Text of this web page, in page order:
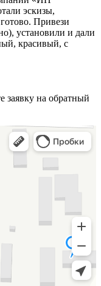
эскизы,
Привези
установили и дали
красивый, с
заявку на обратный